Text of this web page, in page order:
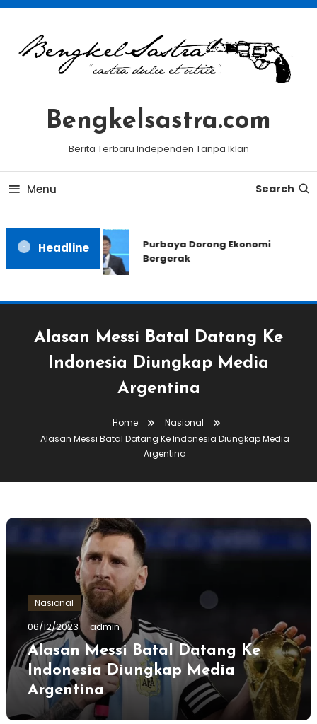
Skip
Content
Bengkelsastra.com
Berita Terbaru Independen Tanpa Iklan
Menu Search
Headline
Purbaya Dorong Ekonomi
Bergerak
Alasan Messi Batal Datang Ke
Indonesia Diungkap Media
Argentina
Home
Nasional
Alasan Messi Batal Datang Ke Indonesia Diungkap Media
Argentina
Nasional
06/12/2023 admin
Alasan Messi Batal Datang Ke
Indonesia Diungkap Media
Argentina